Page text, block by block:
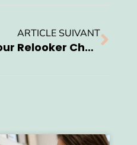
ARTICLE SUIVANT
Avant Après Idées Pour Relooker Cheminée Rustique : Nos Inspirations